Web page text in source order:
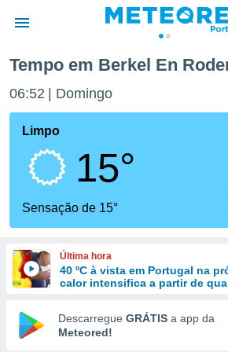
da
foi
fornecidas
a este
das
e
forma
digital
Tempo em Berkel En
06:52 Domingo
Limpo
15°
Sensação de 15°
Última hora
40 ºC à vista em Portugal na
calor intensifica a partir de
Descarregue GRÁTIS a app da
Meteored!